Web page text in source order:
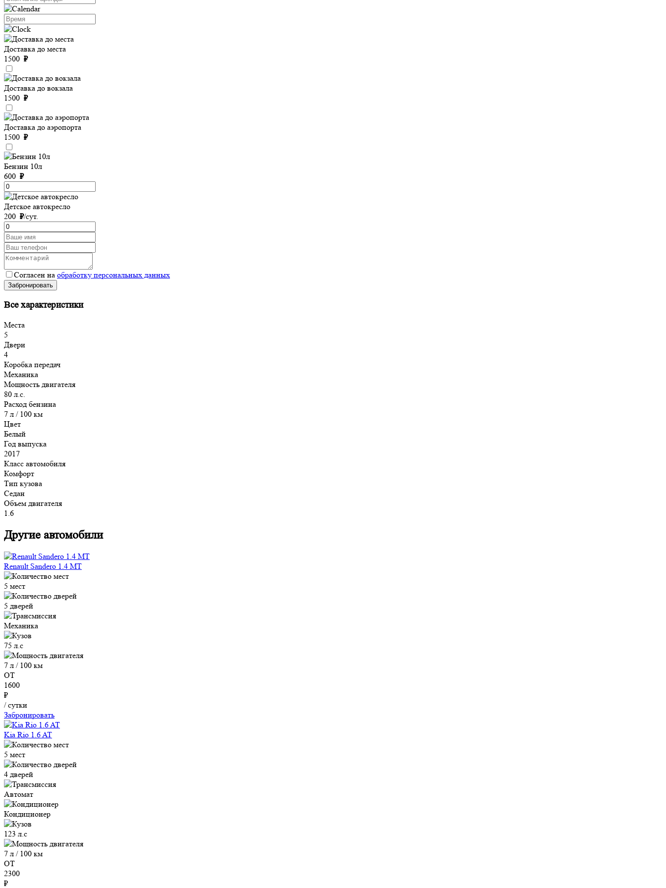
Доставка до места
1500 ₽
Доставка до вокзала
1500 ₽
Доставка до аэропорта
1500 ₽
Бензин 10л
600 ₽
Детское автокресло
200 ₽/сут.
Согласен на обработку персональных данных
Забронировать
Все характеристики
Места
5
Двери
4
Коробка передач
Механика
Мощность двигателя
80 л.с.
Расход бензина
7 л / 100 км
Цвет
Белый
Год выпуска
2017
Класс автомобиля
Комфорт
Тип кузова
Седан
Объем двигателя
1.6
Другие автомобили
Renault Sandero 1.4 MT
5 мест
5 дверей
Механика
75 л.с
7 л / 100 км
ОТ
1600
₽
/ сутки
Забронировать
Kia Rio 1.6 AT
5 мест
4 дверей
Автомат
Кондиционер
123 л.с
7 л / 100 км
ОТ
2300
₽